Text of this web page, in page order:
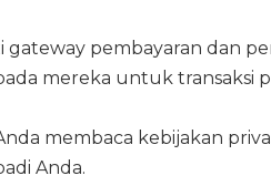
pembayaran dan
mereka untuk transaksi
membaca kebijakan
Anda.